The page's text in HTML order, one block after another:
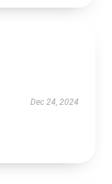
Dec 24, 2024